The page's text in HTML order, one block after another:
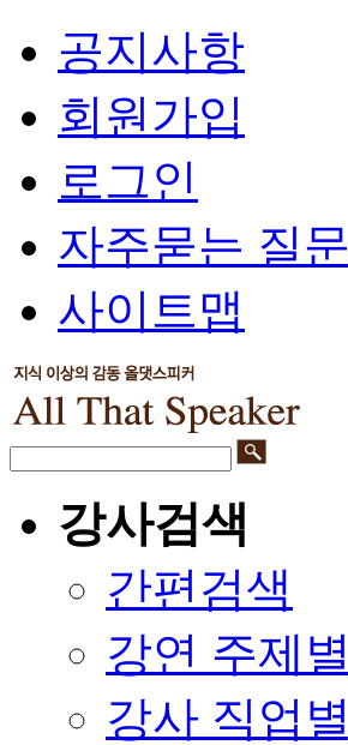
공지사항
회원가입
로그인
자주묻는 질문
사이트맵
강사검색
간편검색
강연 주제별
강사 직업별